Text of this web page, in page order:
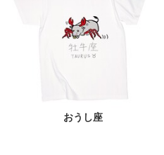
おうし座